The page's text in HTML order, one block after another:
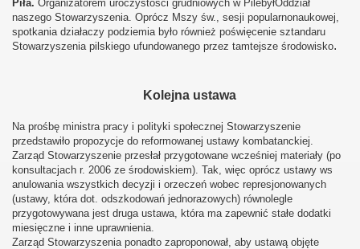
Piła. Organizatorem uroczystości grudniowych w PilebyłOddział
naszego Stowarzyszenia. Oprócz Mszy św., sesji popularnonaukowej,
spotkania działaczy podziemia było również poświęcenie sztandaru
Stowarzyszenia pilskiego ufundowanego przez tamtejsze środowisko.
Kolejna ustawa
Na prośbę ministra pracy i polityki społecznej Stowarzyszenie
przedstawiło propozycje do reformowanej ustawy kombatanckiej.
Zarząd Stowarzyszenie przesłał przygotowane wcześniej materiały (po
konsultacjach r. 2006 ze środowiskiem). Tak, więc oprócz ustawy ws
anulowania wszystkich decyzji i orzeczeń wobec represjonowanych
(ustawy, która dot. odszkodowań jednorazowych) równolegle
przygotowywana jest druga ustawa, która ma zapewnić stałe dodatki
miesięczne i inne uprawnienia.
Zarząd Stowarzyszenia ponadto zaproponował, aby ustawą objęte